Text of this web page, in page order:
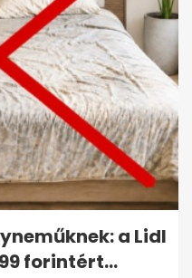
a Lidl
forintért...